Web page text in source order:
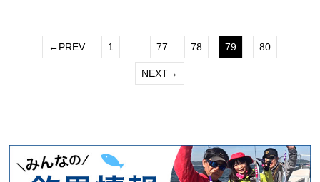
←PREV 1 77 78 79 80
NEXT→